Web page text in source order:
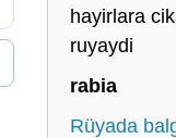
hayirlara
ruyaydi
rabia
Rüyada